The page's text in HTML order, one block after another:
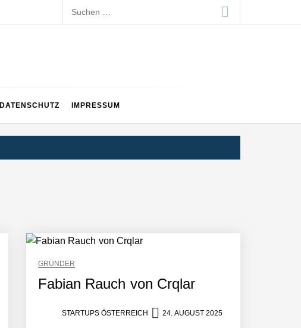
Suchen
nach:
DATENSCHUTZ IMPRESSUM
GRÜNDER
Fabian Rauch von Crqlar
STARTUPS ÖSTERREICH 24. AUGUST 2025